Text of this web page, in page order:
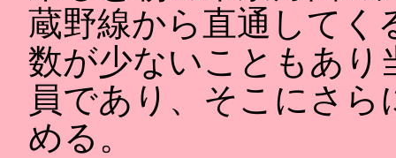
蔵野線から直通してく
数が少ないこともあり
員であり、そこにさ
める。